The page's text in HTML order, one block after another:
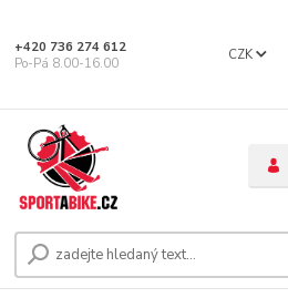
CZK
+420 736 274 612
Po-Pá 8.00-16.00